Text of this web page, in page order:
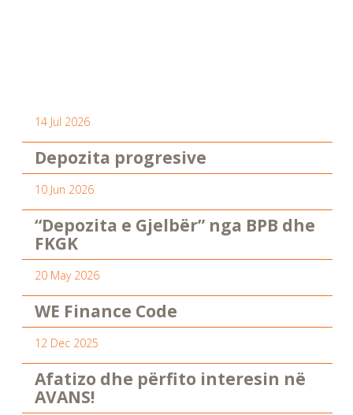
14 Jul 2026
Depozita progresive
10 Jun 2026
“Depozita e Gjelbër” nga BPB dhe
FKGK
20 May 2026
WE Finance Code
12 Dec 2025
Afatizo dhe përfito interesin në
AVANS!